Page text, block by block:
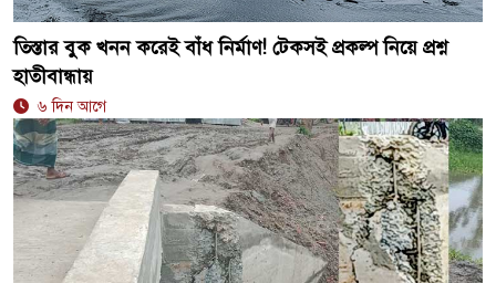
তিস্তার বুক খনন করেই বাঁধ নির্মাণ! টেকসই প্রকল্প নিয়ে প্রশ্ন
হাতীবান্ধায়
৬ দিন আগে